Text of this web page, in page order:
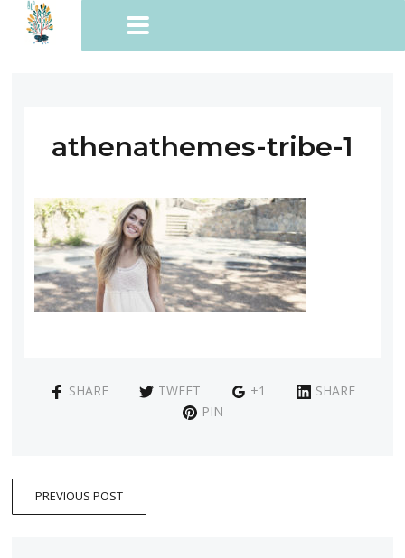
athenathemes-tribe-1
SHARE TWEET +1
SHARE
PIN
PREVIOUS POST